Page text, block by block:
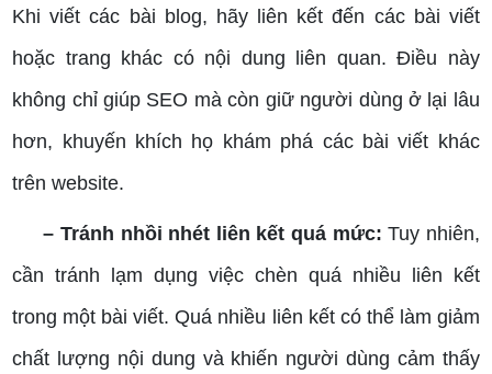
Khi viết các bài blog, hãy liên kết đến các bài viết
hoặc trang khác có nội dung liên quan. Điều này
không chỉ giúp SEO mà còn giữ người dùng ở lại lâu
hơn, khuyến khích họ khám phá các bài viết khác
trên website.
– Tránh nhồi nhét liên kết quá mức:Tuy nhiên,
cần tránh lạm dụng việc chèn quá nhiều liên kết
trong một bài viết. Quá nhiều liên kết có thể làm giảm
chất lượng nội dung và khiến người dùng cảm thấy